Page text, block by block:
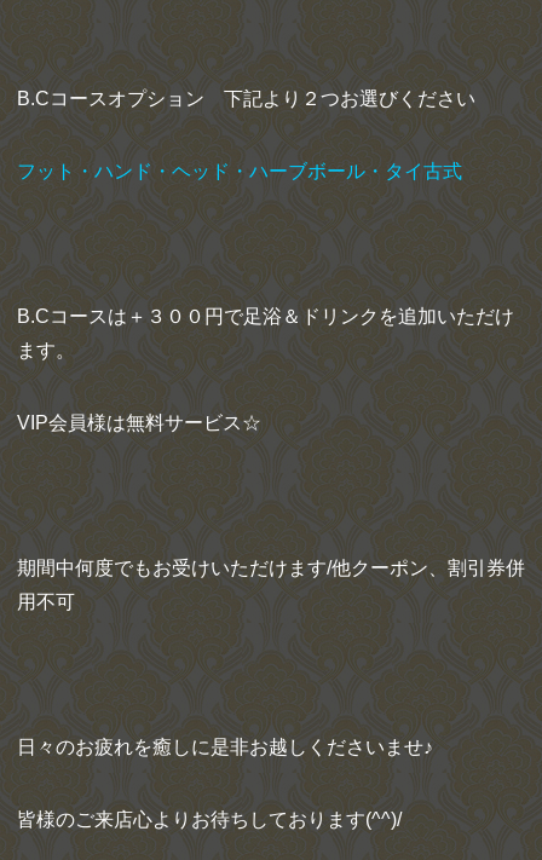
B.Cコースオプション 下記より２つお選びください
フット・ハンド・ヘッド・ハーブボール・タイ古式
B.Cコースは＋３００円で足浴＆ドリンクを追加いただけ
ます。
VIP会員様は無料サービス☆
期間中何度でもお受けいただけます/他クーポン、割引券併
用不可
日々のお疲れを癒しに是非お越しくださいませ♪
皆様のご来店心よりお待ちしております(^^)/